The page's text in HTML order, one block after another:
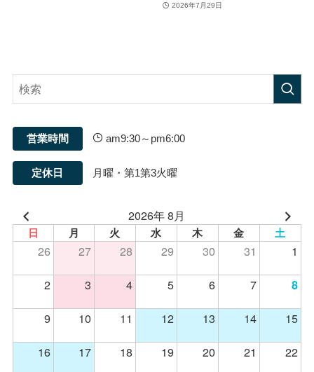
2026年7月29日
営業時間 am9:30～pm6:00
定休日 月曜・第1第3火曜
2026年 8月
日 月 火 水 木 金 土
26 27 28 29 30 31
1
2
3 4 5 6 7 8
9 10 11 12 13 14
15
16
17 18 19 20 21
22